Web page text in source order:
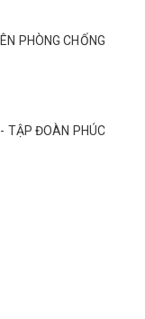
PHÒNG CHỐNG
TẬP ĐOÀN PHÚC